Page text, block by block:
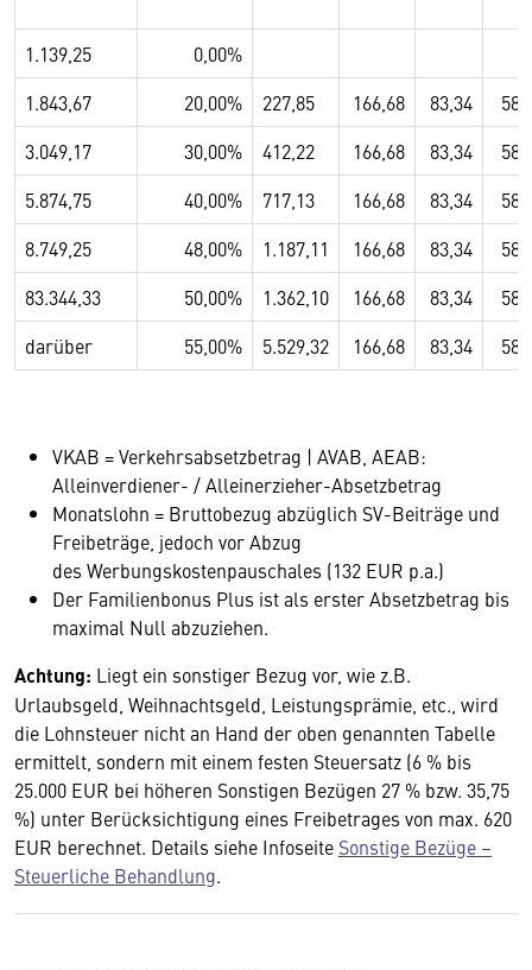
1.139,25
0,00%
1.843,67
20,00% 227,85 166,68 83,34
3.049,17
30,00% 412,22 166,68 83,34
5.874,75
40,00% 717,13 166,68 83,34
8.749,25
48,00% 1.187,11 166,68 83,34
83.344,33
50,00% 1.362,10 166,68 83,34
darüber
55,00% 5.529,32 166,68 83,34
VKAB = Verkehrsabsetzbetrag | AVAB, AEAB:
Alleinverdiener- / Alleinerzieher-Absetzbetrag
Monatslohn = Bruttobezug abzüglich SV-Beiträge und
Freibeträge, jedoch vor Abzug
des Werbungskostenpauschales (132 EUR p.a.)
Der Familienbonus Plus ist als erster Absetzbetrag bis
maximal Null abzuziehen.
Achtung: Liegt ein sonstiger Bezug vor, wie z.B.
Urlaubsgeld, Weihnachtsgeld, Leistungsprämie, etc., wird
die Lohnsteuer nicht an Hand der oben genannten Tabelle
ermittelt, sondern mit einem festen Steuersatz (6 % bis
25.000 EUR bei höheren Sonstigen Bezügen 27 % bzw. 35,75
%) unter Berücksichtigung eines Freibetrages von max. 620
EUR berechnet. Details siehe Infoseite Sonstige Bezüge –
Steuerliche Behandlung.